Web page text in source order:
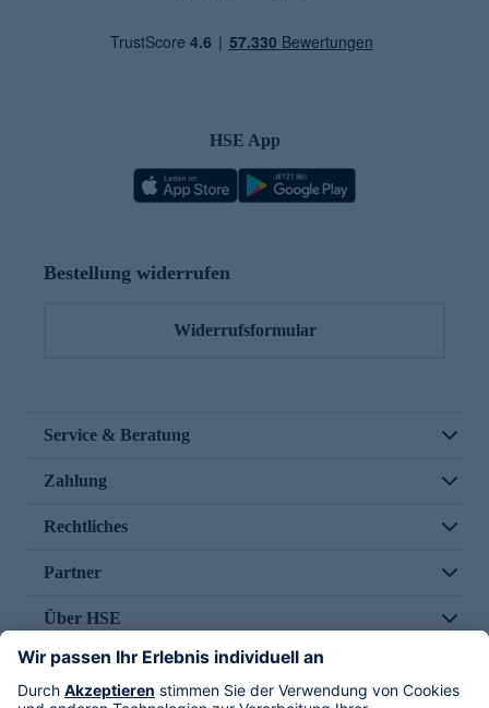
HSE App
Bestellung widerrufen
Widerrufsformular
Service & Beratung
Zahlung
Rechtliches
Partner
Über HSE
Im TV